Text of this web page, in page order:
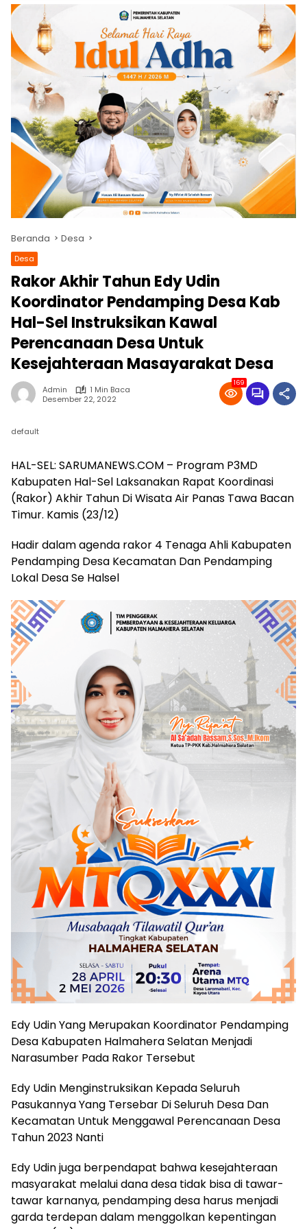
Beranda Desa
Desa
Rakor Akhir Tahun Edy Udin
Koordinator Pendamping Desa Kab
Hal-Sel Instruksikan Kawal
Perencanaan Desa Untuk
Kesejahteraan Masayarakat Desa
Admin
1 Min Baca
Desember 22, 2022
169
default
HAL-SEL: SARUMANEWS.COM – Program P3MD
Kabupaten Hal-Sel Laksanakan Rapat Koordinasi
(Rakor) Akhir Tahun Di Wisata Air Panas Tawa Bacan
Timur. Kamis (23/12)
Hadir dalam agenda rakor 4 Tenaga Ahli Kabupaten
Pendamping Desa Kecamatan Dan Pendamping
Lokal Desa Se Halsel
Edy Udin Yang Merupakan Koordinator Pendamping
Desa Kabupaten Halmahera Selatan Menjadi
Narasumber Pada Rakor Tersebut
Edy Udin Menginstruksikan Kepada Seluruh
Pasukannya Yang Tersebar Di Seluruh Desa Dan
Kecamatan Untuk Menggawal Perencanaan Desa
Tahun 2023 Nanti
Edy Udin juga berpendapat bahwa kesejahteraan
masyarakat melalui dana desa tidak bisa di tawar-
tawar karnanya, pendamping desa harus menjadi
garda terdepan dalam menggolkan kepentingan